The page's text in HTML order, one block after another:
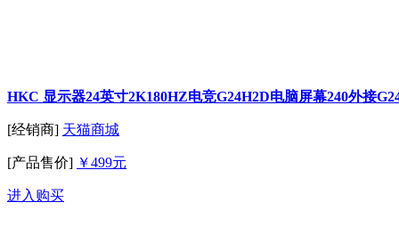
HKC 显示器24英寸2K180HZ电竞G24H2D电脑屏幕240外接
[经销商] 天猫商城
[产品售价] ￥499元
进入购买